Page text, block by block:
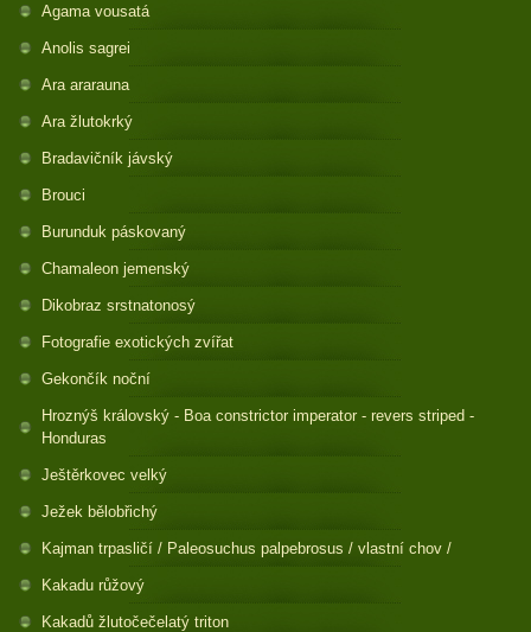
Agama vousatá
Anolis sagrei
Ara ararauna
Ara žlutokrký
Bradavičník jávský
Brouci
Burunduk páskovaný
Chamaleon jemenský
Dikobraz srstnatonosý
Fotografie exotických zvířat
Gekončík noční
Hroznýš královský - Boa constrictor imperator - revers striped -
Honduras
Ještěrkovec velký
Ježek bělobřichý
Kajman trpasličí / Paleosuchus palpebrosus / vlastní chov /
Kakadu růžový
Kakadů žlutočečelatý triton